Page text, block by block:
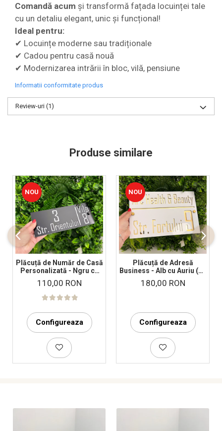
Comandă acum și transformă fațada locuinței tale
cu un detaliu elegant, unic și funcțional!
Ideal pentru:
✔ Locuințe moderne sau tradiționale
✔ Cadou pentru casă nouă
✔ Modernizarea intrării în bloc, vilă, pensiune
Informatii conformitate produs
Review-uri (1)
Produse similare
NOU
Plăcuță de Număr de Casă
Personalizată - Ngru cu
Alb l Alb cu Negru - 10 x 25
cm
110,00 RON
Configureaza
NOU
Plăcuță de Adresă
Business - Alb cu Auriu (20
x 30 cm)
180,00 RON
Configureaza